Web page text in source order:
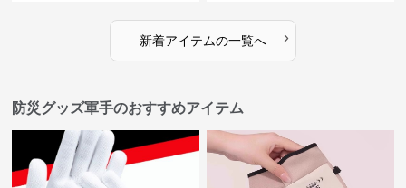
新着アイテムの一覧へ ›
防災グッズ軍手のおすすめアイテム